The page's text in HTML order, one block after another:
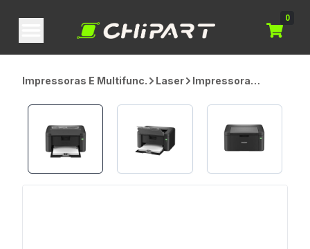
0
Impressoras E Multifunc. Laser
Impressora
Brother HL-
L1232WV, Laser,
Wi-Fi, USB, 220v